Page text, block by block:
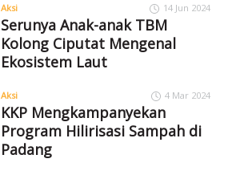
Aksi 14 Jun 2024
Serunya Anak-anak TBM
Kolong Ciputat Mengenal
Ekosistem Laut
Aksi 4 Mar 2024
KKP Mengkampanyekan
Program Hilirisasi Sampah di
Padang